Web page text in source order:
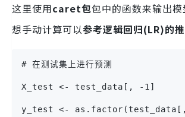
这里使用caret包包中的函数来输出模
想手动计算可以参考逻辑回归(LR)的推
# 在测试集上进行预测
X_test <- test_data[, -1]
y_test <-